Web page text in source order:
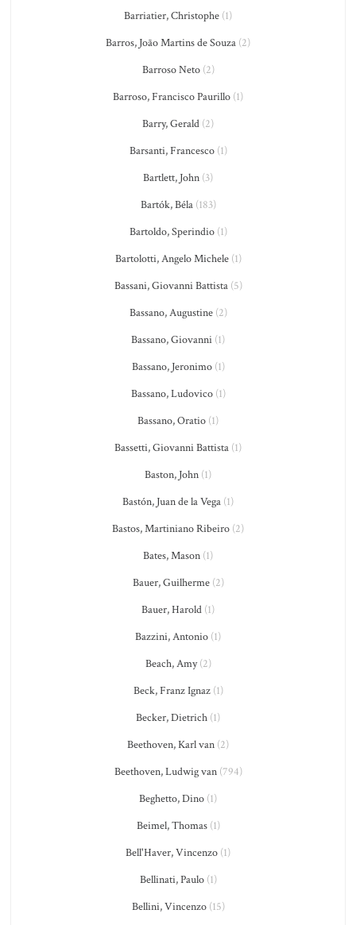
Barriatier, Christophe (1)
Barros, João Martins de Souza (2)
Barroso Neto(2)
Barroso, Francisco Paurillo (1)
Barry, Gerald (2)
Barsanti, Francesco(1)
Bartlett, John (3)
Bartók, Béla(183)
Bartoldo, Sperindio(1)
Bartolotti, Angelo Michele(1)
Bassani, Giovanni Battista(5)
Bassano, Augustine(2)
Bassano, Giovanni (1)
Bassano, Jeronimo(1)
Bassano, Ludovico(1)
Bassano, Oratio (1)
Bassetti, Giovanni Battista (1)
Baston, John (1)
Bastón, Juan de la Vega (1)
Bastos, Martiniano Ribeiro (2)
Bates, Mason (1)
Bauer, Guilherme(2)
Bauer, Harold (1)
Bazzini, Antonio (1)
Beach, Amy(2)
Beck, Franz Ignaz(1)
Becker, Dietrich (1)
Beethoven, Karl van (2)
Beethoven, Ludwig van(794)
Beghetto, Dino (1)
Beimel, Thomas(1)
Bell'Haver, Vincenzo (1)
Bellinati, Paulo(1)
Bellini, Vincenzo(15)